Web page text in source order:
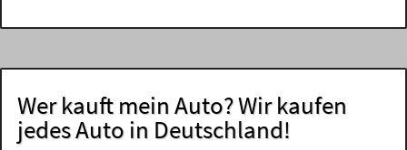
Wer kauft mein Auto? Wir kaufen
jedes Auto in Deutschland!